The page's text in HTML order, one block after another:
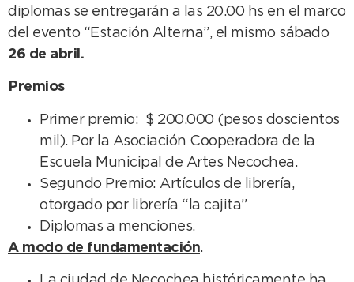
diplomas se entregarán a las 20.00 hs en el marco
del evento “Estación Alterna”, el mismo sábado
26 de abril.
Premios
Primer premio: $ 200.000 (pesos doscientos
mil). Por la Asociación Cooperadora de la
Escuela Municipal de Artes Necochea.
Segundo Premio: Artículos de librería,
otorgado por librería “la cajita”
Diplomas a menciones.
A modo de fundamentación.